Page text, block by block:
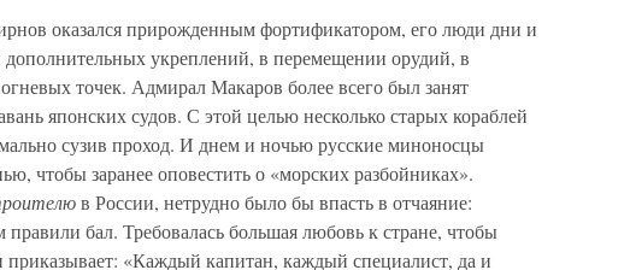
оказался прирожденным фортификатором, его люди дни и
укреплений, в перемещении орудий, в
точек. Адмирал Макаров более всего был занят
японских судов. С этой целью несколько старых кораблей
сузив проход. И днем и ночью русские миноносцы
чтобы заранее оповестить о «морских разбойниках».
в России, нетрудно было бы впасть в отчаяние:
правили бал. Требовалась большая любовь к стране, чтобы
приказывает: «Каждый капитан, каждый специалист, да и